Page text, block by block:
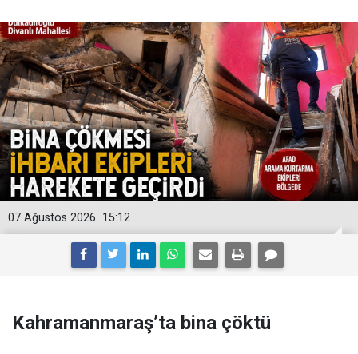
15:12
07 Ağustos 2026
Kahramanmaraş’ta bina çöktü